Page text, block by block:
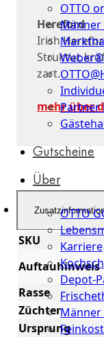
OTTO
Männer
Partner
Gutscheine
Über
uns
OTTO
Karriere
Depot-
Hereford
Irish
Struktur,
zart.
mehr über
SKU
Auftauhinweis
Rasse
Züchter
Ursprung